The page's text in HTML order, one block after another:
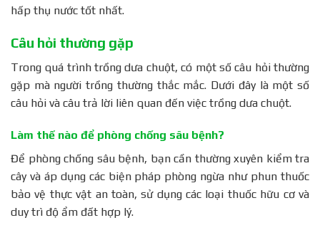
hấp thụ nước tốt nhất.
Câu hỏi thường gặp
Trong quá trình trồng dưa chuột, có một số câu hỏi thường
gặp mà người trồng thường thắc mắc. Dưới đây là một số
câu hỏi và câu trả lời liên quan đến việc trồng dưa chuột.
Làm thế nào để phòng chống sâu bệnh?
Để phòng chống sâu bệnh, bạn cần thường xuyên kiểm tra
cây và áp dụng các biện pháp phòng ngừa như phun thuốc
bảo vệ thực vật an toàn, sử dụng các loại thuốc hữu cơ và
duy trì độ ẩm đất hợp lý.